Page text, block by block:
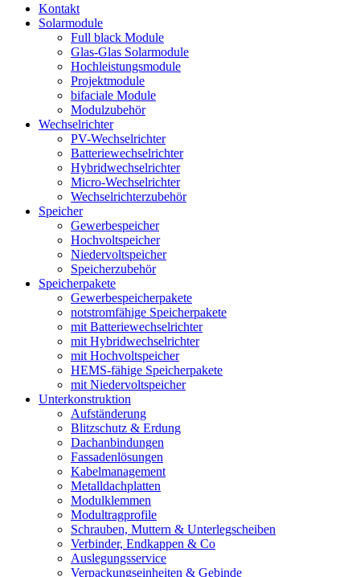
Kontakt
Solarmodule
Full black Module
Glas-Glas Solarmodule
Hochleistungsmodule
Projektmodule
bifaciale Module
Modulzubehör
Wechselrichter
PV-Wechselrichter
Batteriewechselrichter
Hybridwechselrichter
Micro-Wechselrichter
Wechselrichterzubehör
Speicher
Gewerbespeicher
Hochvoltspeicher
Niedervoltspeicher
Speicherzubehör
Speicherpakete
Gewerbespeicherpakete
notstromfähige Speicherpakete
mit Batteriewechselrichter
mit Hybridwechselrichter
mit Hochvoltspeicher
HEMS-fähige Speicherpakete
mit Niedervoltspeicher
Unterkonstruktion
Aufständerung
Blitzschutz & Erdung
Dachanbindungen
Fassadenlösungen
Kabelmanagement
Metalldachplatten
Modulklemmen
Modultragprofile
Schrauben, Muttern & Unterlegscheiben
Verbinder, Endkappen & Co
Auslegungsservice
Verpackungseinheiten & Gebinde